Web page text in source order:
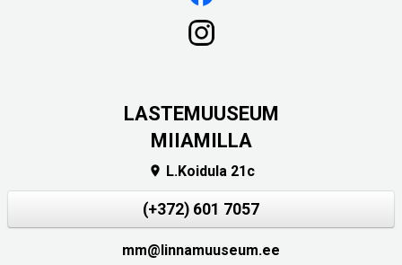
LASTEMUUSEUM
MIIAMILLA
 L.Koidula 21c
(+372) 601 7057
mm@linnamuuseum.ee